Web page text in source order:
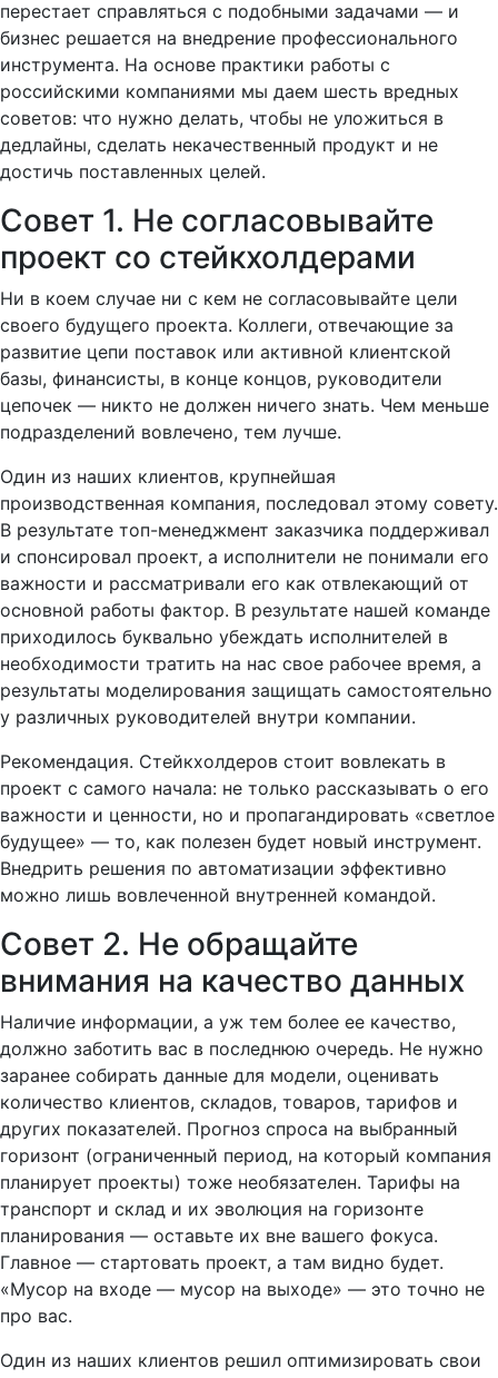
перестает справляться с подобными задачами — и
бизнес решается на внедрение профессионального
инструмента. На основе практики работы с
российскими компаниями мы даем шесть вредных
советов: что нужно делать, чтобы не уложиться в
дедлайны, сделать некачественный продукт и не
достичь поставленных целей.
Совет 1. Не согласовывайте
проект со стейкхолдерами
Ни в коем случае ни с кем не согласовывайте цели
своего будущего проекта. Коллеги, отвечающие за
развитие цепи поставок или активной клиентской
базы, финансисты, в конце концов, руководители
цепочек — никто не должен ничего знать. Чем меньше
подразделений вовлечено, тем лучше.
Один из наших клиентов, крупнейшая
производственная компания, последовал этому совету.
В результате топ-менеджмент заказчика поддерживал
и спонсировал проект, а исполнители не понимали его
важности и рассматривали его как отвлекающий от
основной работы фактор. В результате нашей команде
приходилось буквально убеждать исполнителей в
необходимости тратить на нас свое рабочее время, а
результаты моделирования защищать самостоятельно
у различных руководителей внутри компании.
Рекомендация. Стейкхолдеров стоит вовлекать в
проект с самого начала: не только рассказывать о его
важности и ценности, но и пропагандировать «светлое
будущее» — то, как полезен будет новый инструмент.
Внедрить решения по автоматизации эффективно
можно лишь вовлеченной внутренней командой.
Совет 2. Не обращайте
внимания на качество данных
Наличие информации, а уж тем более ее качество,
должно заботить вас в последнюю очередь. Не нужно
заранее собирать данные для модели, оценивать
количество клиентов, складов, товаров, тарифов и
других показателей. Прогноз спроса на выбранный
горизонт (ограниченный период, на который компания
планирует проекты) тоже необязателен. Тарифы на
транспорт и склад и их эволюция на горизонте
планирования — оставьте их вне вашего фокуса.
Главное — стартовать проект, а там видно будет.
«Мусор на входе — мусор на выходе» — это точно не
про вас.
Один из наших клиентов решил оптимизировать свои